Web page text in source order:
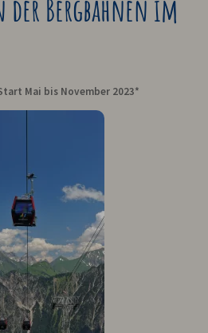
Bergbahnen im
Mai bis November 2023*